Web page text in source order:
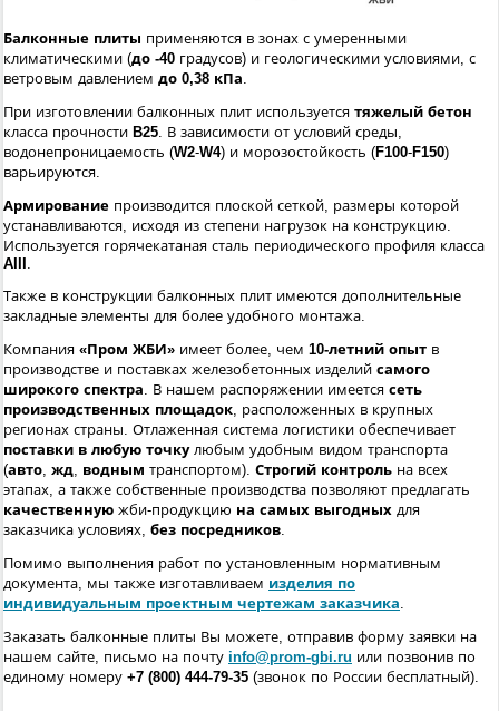
Балконные плиты применяются в зонах с умеренными
климатическими (до -40 градусов) и геологическими условиями, с
ветровым давлением до 0,38 кПа.
При изготовлении балконных плит используется тяжелый бетон
класса прочности B25. В зависимости от условий среды,
водонепроницаемость (W2-W4) и морозостойкость (F100-F150)
варьируются.
Армирование производится плоской сеткой, размеры которой
устанавливаются, исходя из степени нагрузок на конструкцию.
Используется горячекатаная сталь периодического профиля класса
AIII .
Также в конструкции балконных плит имеются дополнительные
закладные элементы для более удобного монтажа.
Компания «Пром ЖБИ» имеет более, чем 10-летний опыт в
производстве и поставках железобетонных изделий самого
широкого спектра. В нашем распоряжении имеется сеть
производственных площадок, расположенных в крупных
регионах страны. Отлаженная система логистики обеспечивает
поставки в любую точкулюбым удобным видом транспорта
(авто, жд, водным транспортом). Строгий контроль на всех
этапах, а также собственные производства позволяют предлагать
качественную жби-продукцию на самых выгодных для
заказчика условиях, без посредников.
Помимо выполнения работ по установленным нормативным
документа, мы также изготавливаем изделия по
индивидуальным проектным чертежам заказчика.
Заказать балконные плиты Вы можете, отправив форму заявки на
нашем сайте, письмо на почту info@prom-gbi.ru или позвонив по
единому номеру +7 (800) 444-79-35 (звонок по России бесплатный).